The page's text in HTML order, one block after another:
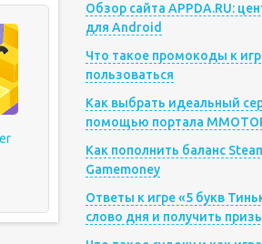
Обзор сайта APPDA.RU:
для Android
Что такое промокоды к
пользоваться
Как выбрать идеальный
помощью портала
Как пополнить баланс
Gamemoney
Ответы к игре «5 букв
слово дня и получить